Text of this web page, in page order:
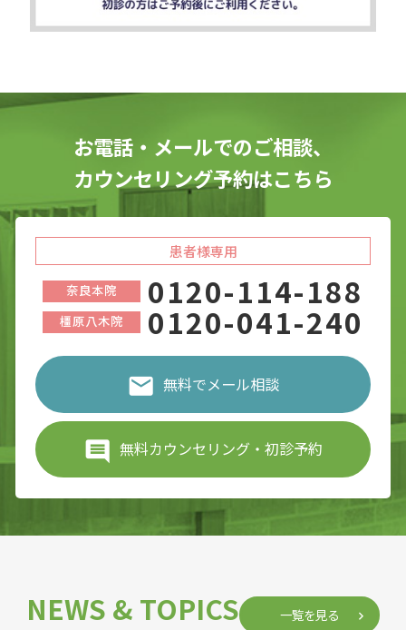
お電話・メールでのご相談、
カウンセリング予約はこちら
患者様専用
奈良本院 0120-114-188
橿原八木院 0120-041-240
無料でメール相談
無料カウンセリング・初診予約
NEWS & TOPICS 一覧を見る